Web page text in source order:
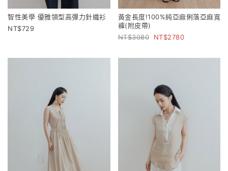
智性美學 優雅領型高彈力針織衫
729
黃金長度!100%純亞麻俐落亞麻寬
褲(附皮帶)
3080
2780